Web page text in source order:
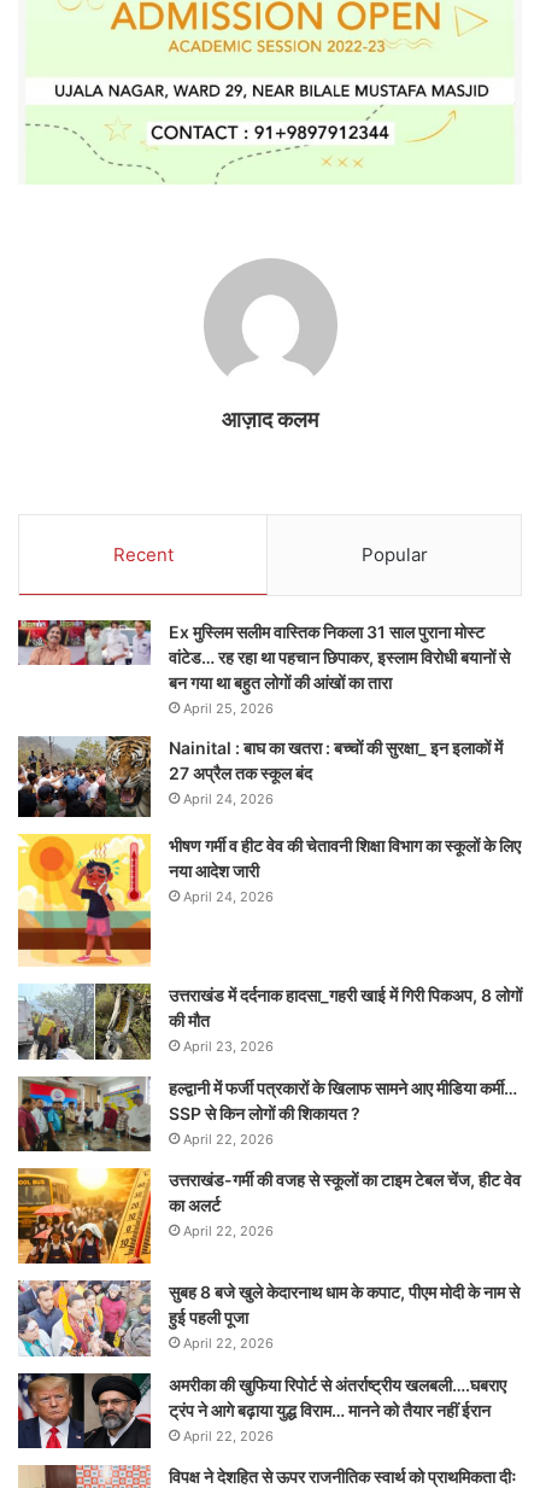
आज़ाद कलम
Recent Popular
Ex मुस्लिम सलीम वास्तिक निकला 31 साल पुराना मोस्ट
वांटेड… रह रहा था पहचान छिपाकर, इस्लाम विरोधी बयानों से
बन गया था बहुत लोगों की आंखों का तारा
April 25, 2026
Nainital : बाघ का खतरा : बच्चों की सुरक्षा_ इन इलाकों में
27 अप्रैल तक स्कूल बंद
April 24, 2026
भीषण गर्मी व हीट वेव की चेतावनी शिक्षा विभाग का स्कूलों के लिए
नया आदेश जारी
April 24, 2026
उत्तराखंड में दर्दनाक हादसा_गहरी खाई में गिरी पिकअप, 8 लोगों
की मौत
April 23, 2026
हल्द्वानी में फर्जी पत्रकारों के खिलाफ सामने आए मीडिया कर्मी…
SSP से किन लोगों की शिकायत ?
April 22, 2026
उत्तराखंड-गर्मी की वजह से स्कूलों का टाइम टेबल चेंज, हीट वेव
का अलर्ट
April 22, 2026
सुबह 8 बजे खुले केदारनाथ धाम के कपाट, पीएम मोदी के नाम से
हुई पहली पूजा
April 22, 2026
अमरीका की खुफिया रिपोर्ट से अंतर्राष्ट्रीय खलबली….घबराए
ट्रंप ने आगे बढ़ाया युद्ध विराम… मानने को तैयार नहीं ईरान
April 22, 2026
विपक्ष ने देशहित से ऊपर राजनीतिक स्वार्थ को प्राथमिकता दीः